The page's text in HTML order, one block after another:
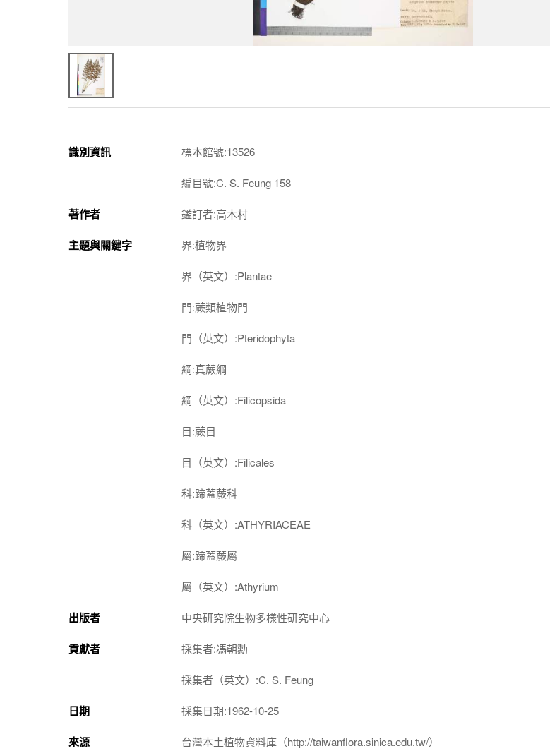
識別資訊 標本館號:13526
編目號:C. S. Feung 158
著作者 鑑訂者:高木村
主題與關鍵字 界:植物界
界（英文）:Plantae
門:蕨類植物門
門（英文）:Pteridophyta
綱:真蕨綱
綱（英文）:Filicopsida
目:蕨目
目（英文）:Filicales
科:蹄蓋蕨科
科（英文）:ATHYRIACEAE
屬:蹄蓋蕨屬
屬（英文）:Athyrium
出版者 中央研究院生物多樣性研究中心
貢獻者 採集者:馮朝勳
採集者（英文）:C. S. Feung
日期 採集日期:1962-10-25
來源 台灣本土植物資料庫（http://taiwanflora.sinica.edu.tw/）